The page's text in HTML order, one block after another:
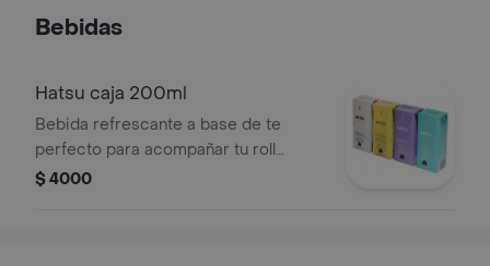
Bebidas
Hatsu caja 200ml
Bebida refrescante a base de te
perfecto para acompañar tu roll
favorito
$ 4000